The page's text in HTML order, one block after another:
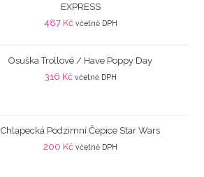
EXPRESS
487 Kč včetně DPH
Osuška Trollové / Have Poppy Day
316 Kč včetně DPH
Chlapecká Podzimní Čepice Star Wars
200 Kč včetně DPH